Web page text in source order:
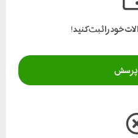
خود را ثبت کنید!
پرسش